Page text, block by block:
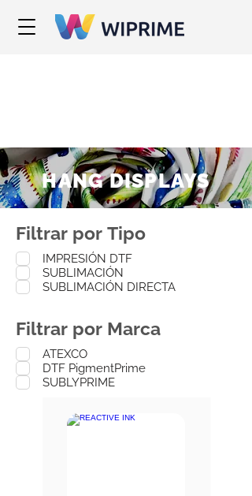
HANG DISPLAYS
Filtrar por Tipo
IMPRESIÓN DTF
SUBLIMACIÓN
SUBLIMACIÓN DIRECTA
Filtrar por Marca
ATEXCO
DTF PigmentPrime
SUBLYPRIME